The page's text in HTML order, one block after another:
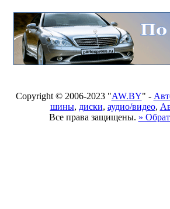
Copyright © 2006-2023 "AW.BY" -
шины, диски, аудио/видео,
Все права защищены. »